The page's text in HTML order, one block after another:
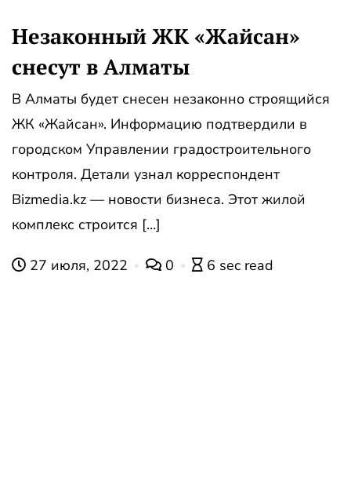
Незаконный ЖК «Жайсан»
снесут в Алматы
В Алматы будет снесен незаконно строящийся
ЖК «Жайсан». Информацию подтвердили в
городском Управлении градостроительного
контроля. Детали узнал корреспондент
Bizmedia.kz — новости бизнеса. Этот жилой
комплекс строится […]
27 июля, 2022 0 6 sec read